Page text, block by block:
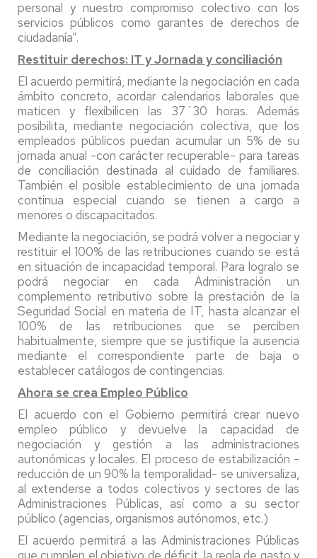
personal y nuestro compromiso colectivo con los
servicios públicos como garantes de derechos de
ciudadanía”.
Restituir derechos: IT y Jornada y conciliación
El acuerdo permitirá, mediante la negociación en cada
ámbito concreto, acordar calendarios laborales que
maticen y flexibilicen las 37´30 horas. Además
posibilita, mediante negociación colectiva, que los
empleados públicos puedan acumular un 5% de su
jornada anual -con carácter recuperable- para tareas
de conciliación destinada al cuidado de familiares.
También el posible establecimiento de una jornada
continua especial cuando se tienen a cargo a
menores o discapacitados.
Mediante la negociación, se podrá volver a negociar y
restituir el 100% de las retribuciones cuando se está
en situación de incapacidad temporal. Para logralo se
podrá negociar en cada Administración un
complemento retributivo sobre la prestación de la
Seguridad Social en materia de IT, hasta alcanzar el
100% de las retribuciones que se perciben
habitualmente, siempre que se justifique la ausencia
mediante el correspondiente parte de baja o
establecer catálogos de contingencias.
Ahora se crea Empleo Público
El acuerdo con el Gobierno permitirá crear nuevo
empleo público y devuelve la capacidad de
negociación y gestión a las administraciones
autonómicas y locales. El proceso de estabilización -
reducción de un 90% la temporalidad- se universaliza,
al extenderse a todos colectivos y sectores de las
Administraciones Públicas, así como a su sector
público (agencias, organismos autónomos, etc.)
El acuerdo permitirá a las Administraciones Públicas